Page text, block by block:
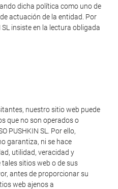
dicha política como uno de
actuación de la entidad. Por
SL insiste en la lectura obligada
nuestro sitio web puede
que no son operados o
PUSHKIN SL. Por ello,
garantiza, ni se hace
utilidad, veracidad y
sitios web o de sus
antes de proporcionar su
web ajenos a